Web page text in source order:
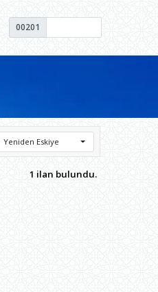
00201
Yeniden Eskiye
1 ilan bulundu.